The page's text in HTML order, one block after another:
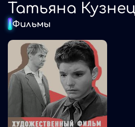
Татьяна
Фильмы